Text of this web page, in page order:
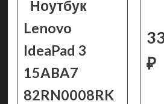
Ноутбук
Lenovo
IdeaPad 3
15ABA7
82RN0008RK
₽